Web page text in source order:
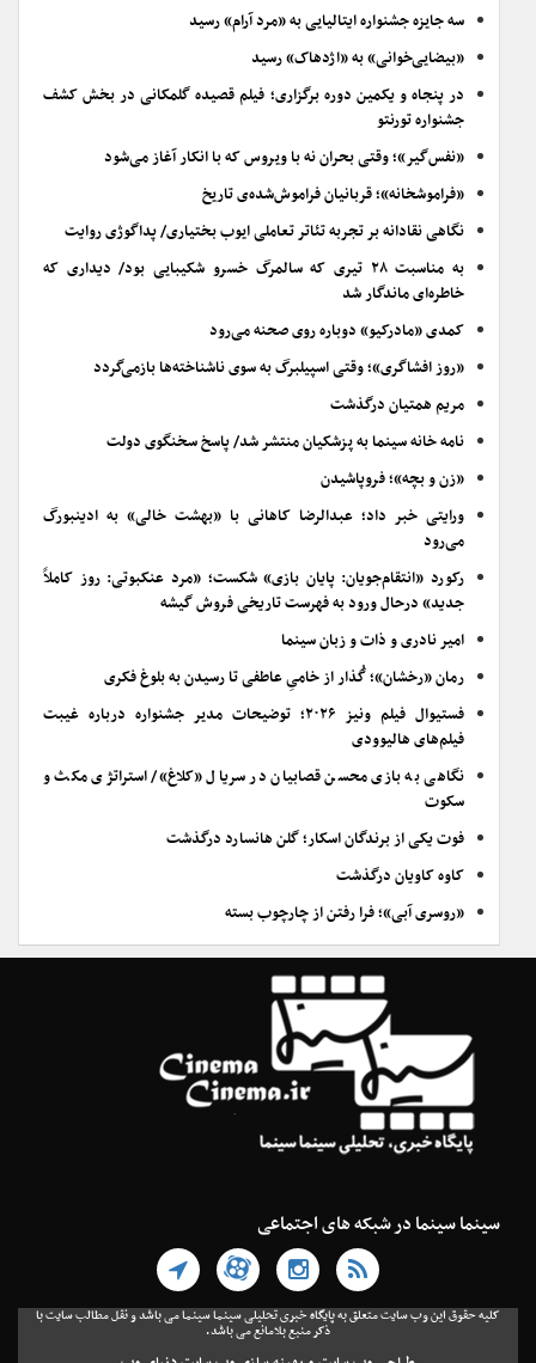
سه جایزه جشنواره ایتالیایی به «مرد آرام» رسید
«بیضایی‌خوانی» به «اژدهاک» رسید
در پنجاه و یکمین دوره برگزاری؛ فیلم قصیده گلمکانی در بخش کشف
جشنواره تورنتو
«نفس‌گیر»؛ وقتی بحران نه با ویروس که با انکار آغاز می‌شود
«فراموشخانه»؛ قربانیان فراموش‌شده‌ی تاریخ
نگاهی نقادانه بر تجربه تئاتر تعاملی ایوب بختیاری/ پداگوژی روایت
به مناسبت ۲۸ تیری که سالمرگ خسرو شکیبایی بود/ دیداری که
خاطره‌ای ماندگار شد
کمدی «مادرکیو» دوباره روی صحنه می‌رود
«روز افشاگری»؛ وقتی اسپیلبرگ به سوی ناشناخته‌ها بازمی‌گردد
مریم همتیان درگذشت
نامه خانه سینما به پزشکیان منتشر شد/ پاسخ سخنگوی دولت
«زن و بچه»؛ فروپاشیدن
ورایتی خبر داد؛ عبدالرضا کاهانی با «بهشت خالی» به ادینبورگ
می‌رود
رکورد «انتقام‌جویان: پایان بازی» شکست؛ «مرد عنکبوتی: روز کاملاً
جدید» درحال ورود به فهرست تاریخی فروش گیشه
امیر نادری و ذات و زبان سینما
رمان «رخشان»؛ گُذار از خامیِ عاطفی تا رسیدن به بلوغ فکری
فستیوال فیلم ونیز ۲۰۲۶؛ توضیحات مدیر جشنواره درباره غیبت
فیلم‌های هالیوودی
نگاهی به بازی محسن قصابیان در سریال «کلاغ»/ استراتژی مکث و
سکوت
فوت یکی از برندگان اسکار؛ گلن هانسارد درگذشت
کاوه کاویان درگذشت
«روسری آبی»؛ فرا رفتن از چارچوب بسته
سینما سینما در شبکه های اجتماعی
کلیه حقوق این وب سایت متعلق به پایگاه خبری تحلیلی سینما سینما می باشد و نقل مطالب سایت با
ذکر منبع بلامانع می باشد.